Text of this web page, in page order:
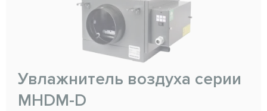
Увлажнитель воздуха серии
MHDM-D